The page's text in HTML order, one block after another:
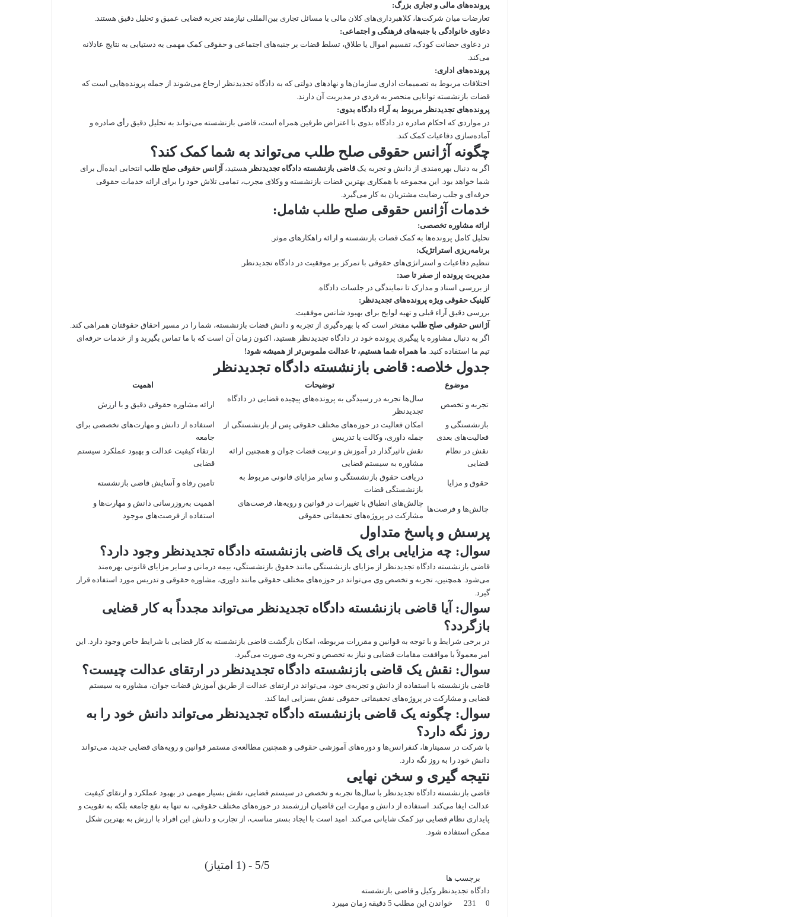
پرونده‌های مالی و تجاری بزرگ:
تعارضات میان شرکت‌ها، کلاهبرداری‌های کلان مالی یا مسائل تجاری بین‌المللی نیازمند تجربه قضایی عمیق و تحلیل دقیق هستند.
دعاوی خانوادگی با جنبه‌های فرهنگی و اجتماعی:
در دعاوی حضانت کودک، تقسیم اموال یا طلاق، تسلط قضات بر جنبه‌های اجتماعی و حقوقی کمک مهمی به دستیابی به نتایج عادلانه
می‌کند.
پرونده‌های اداری:
اختلافات مربوط به تصمیمات اداری سازمان‌ها و نهادهای دولتی که به دادگاه تجدیدنظر ارجاع می‌شوند از جمله پرونده‌هایی است که
قضات بازنشسته توانایی منحصر به فردی در مدیریت آن دارند.
پرونده‌های تجدیدنظر مربوط به آراء دادگاه بدوی:
در مواردی که احکام صادره در دادگاه بدوی با اعتراض طرفین همراه است، قاضی بازنشسته می‌تواند به تحلیل دقیق رأی صادره و
آماده‌سازی دفاعیات کمک کند.
چگونه آژانس حقوقی صلح طلب می‌تواند به شما کمک کند؟
اگر به دنبال بهره‌مندی از دانش و تجربه یک قاضی بازنشسته دادگاه تجدیدنظر هستید، آژانس حقوقی صلح طلب انتخابی ایده‌آل برای
شما خواهد بود. این مجموعه با همکاری بهترین قضات بازنشسته و وکلای مجرب، تمامی تلاش خود را برای ارائه خدمات حقوقی
حرفه‌ای و جلب رضایت مشتریان به کار می‌گیرد.
خدمات آژانس حقوقی صلح طلب شامل:
ارائه مشاوره تخصصی:
تحلیل کامل پرونده‌ها به کمک قضات بازنشسته و ارائه راهکارهای موثر.
برنامه‌ریزی استراتژیک:
تنظیم دفاعیات و استراتژی‌های حقوقی با تمرکز بر موفقیت در دادگاه تجدیدنظر.
مدیریت پرونده از صفر تا صد:
از بررسی اسناد و مدارک تا نمایندگی در جلسات دادگاه.
کلینیک حقوقی ویژه پرونده‌های تجدیدنظر:
بررسی دقیق آراء قبلی و تهیه لوایح برای بهبود شانس موفقیت.
آژانس حقوقی صلح طلب مفتخر است که با بهره‌گیری از تجربه و دانش قضات بازنشسته، شما را در مسیر احقاق حقوقتان همراهی کند.
اگر به دنبال مشاوره یا پیگیری پرونده خود در دادگاه تجدیدنظر هستید، اکنون زمان آن است که با ما تماس بگیرید و از خدمات حرفه‌ای
تیم ما استفاده کنید. ما همراه شما هستیم، تا عدالت ملموس‌تر از همیشه شود!
جدول خلاصه: قاضی بازنشسته دادگاه تجدیدنظر
موضوع توضیحات اهمیت
تجربه و تخصص
سال‌ها تجربه در رسیدگی به پرونده‌های پیچیده قضایی در دادگاه
تجدیدنظر
ارائه مشاوره حقوقی دقیق و با ارزش
بازنشستگی و
فعالیت‌های بعدی
امکان فعالیت در حوزه‌های مختلف حقوقی پس از بازنشستگی از
جمله داوری، وکالت یا تدریس
استفاده از دانش و مهارت‌های تخصصی برای
جامعه
نقش در نظام
قضایی
نقش تاثیرگذار در آموزش و تربیت قضات جوان و همچنین ارائه
مشاوره به سیستم قضایی
ارتقاء کیفیت عدالت و بهبود عملکرد سیستم
قضایی
حقوق و مزایا
دریافت حقوق بازنشستگی و سایر مزایای قانونی مربوط به
بازنشستگی قضات
تامین رفاه و آسایش قاضی بازنشسته
چالش‌ها و فرصت‌ها
چالش‌های انطباق با تغییرات در قوانین و رویه‌ها، فرصت‌های
مشارکت در پروژه‌های تحقیقاتی حقوقی
اهمیت به‌روزرسانی دانش و مهارت‌ها و
استفاده از فرصت‌های موجود
پرسش و پاسخ متداول
سوال: چه مزایایی برای یک قاضی بازنشسته دادگاه تجدیدنظر وجود دارد؟
قاضی بازنشسته دادگاه تجدیدنظر از مزایای بازنشستگی مانند حقوق بازنشستگی، بیمه درمانی و سایر مزایای قانونی بهره‌مند
می‌شود. همچنین، تجربه و تخصص وی می‌تواند در حوزه‌های مختلف حقوقی مانند داوری، مشاوره حقوقی و تدریس مورد استفاده قرار
گیرد.
سوال: آیا قاضی بازنشسته دادگاه تجدیدنظر می‌تواند مجدداً به کار قضایی
بازگردد؟
در برخی شرایط و با توجه به قوانین و مقررات مربوطه، امکان بازگشت قاضی بازنشسته به کار قضایی با شرایط خاص وجود دارد. این
امر معمولاً با موافقت مقامات قضایی و نیاز به تخصص و تجربه وی صورت می‌گیرد.
سوال: نقش یک قاضی بازنشسته دادگاه تجدیدنظر در ارتقای عدالت چیست؟
قاضی بازنشسته با استفاده از دانش و تجربه‌ی خود، می‌تواند در ارتقای عدالت از طریق آموزش قضات جوان، مشاوره به سیستم
قضایی و مشارکت در پروژه‌های تحقیقاتی حقوقی نقش بسزایی ایفا کند.
سوال: چگونه یک قاضی بازنشسته دادگاه تجدیدنظر می‌تواند دانش خود را به
روز نگه دارد؟
با شرکت در سمینارها، کنفرانس‌ها و دوره‌های آموزشی حقوقی و همچنین مطالعه‌ی مستمر قوانین و رویه‌های قضایی جدید، می‌تواند
دانش خود را به روز نگه دارد.
نتیجه گیری و سخن نهایی
قاضی بازنشسته دادگاه تجدیدنظر با سال‌ها تجربه و تخصص در سیستم قضایی، نقش بسیار مهمی در بهبود عملکرد و ارتقای کیفیت
عدالت ایفا می‌کند. استفاده از دانش و مهارت این قاضیان ارزشمند در حوزه‌های مختلف حقوقی، نه تنها به نفع جامعه بلکه به تقویت و
پایداری نظام قضایی نیز کمک شایانی می‌کند. امید است با ایجاد بستر مناسب، از تجارب و دانش این افراد با ارزش به بهترین شکل
ممکن استفاده شود.
5/5 - (1 امتیاز)
برچسب ها
دادگاه تجدیدنظر وکیل و قاضی بازنشسته
0
خواندن این مطلب 5 دقیقه زمان میبرد